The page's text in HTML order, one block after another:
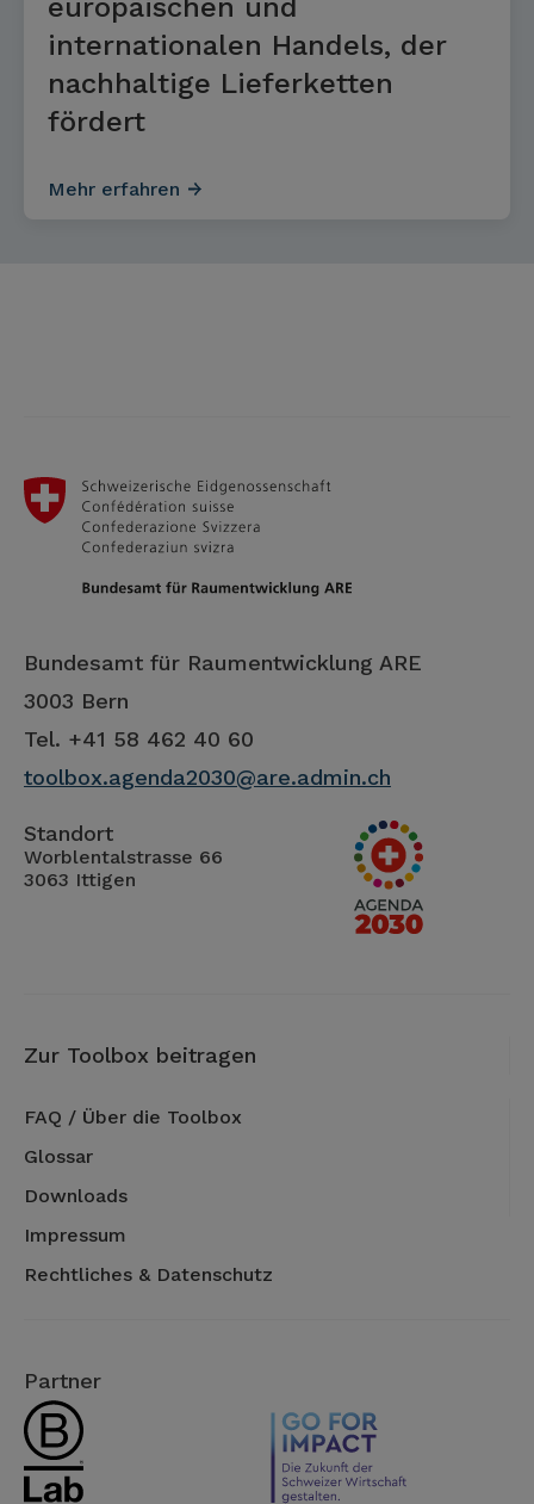
europäischen und
internationalen Handels, der
nachhaltige Lieferketten
fördert
Mehr erfahren
Bundesamt für Raumentwicklung ARE
3003 Bern
Tel. +41 58 462 40 60
toolbox.agenda2030@are.admin.ch
Standort
Worblentalstrasse 66
3063 Ittigen
Zur Toolbox beitragen
FAQ / Über die Toolbox
Glossar
Downloads
Impressum
Rechtliches & Datenschutz
Partner